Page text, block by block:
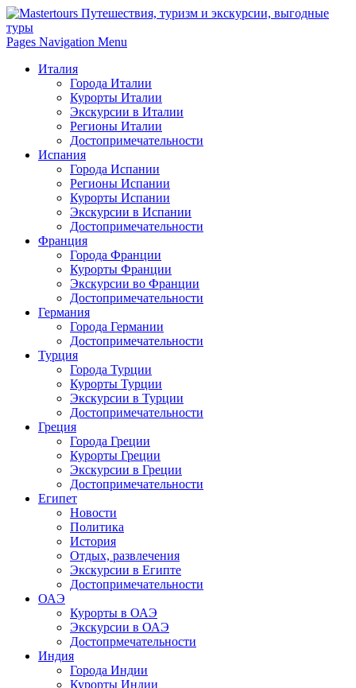
Pages Navigation Menu
Италия
Города Италии
Курорты Италии
Экскурсии в Италии
Регионы Италии
Достопримечательности
Испания
Города Испании
Регионы Испании
Курорты Испании
Экскурсии в Испании
Достопримечательности
Франция
Города Франции
Курорты Франции
Экскурсии во Франции
Достопримечательности
Германия
Города Германии
Достопримечательности
Турция
Города Турции
Курорты Турции
Экскурсии в Турции
Достопримечательности
Греция
Города Греции
Курорты Греции
Экскурсии в Греции
Достопримечательности
Египет
Новости
Политика
История
Отдых, развлечения
Экскурсии в Египте
Достопримечательности
ОАЭ
Курорты в ОАЭ
Экскурсии в ОАЭ
Достопрмечательности
Индия
Города Индии
Курорты Индии